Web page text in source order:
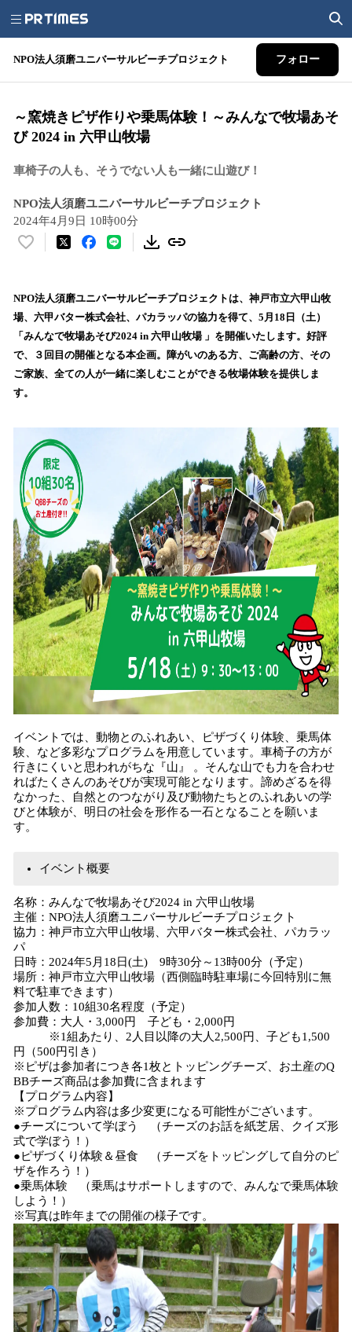
NPO法人須磨ユニバーサルビーチプロジェクト フォロー
～窯焼きピザ作りや乗馬体験！～みんなで牧場あそ
び 2024 in 六甲山牧場
車椅子の人も、そうでない人も一緒に山遊び！
NPO法人須磨ユニバーサルビーチプロジェクト
2024年4月9日 10時00分
い
！
数
を
読
み
込
み
で
す
NPO法人須磨ユニバーサルビーチプロジェクトは、神戸市立六甲山牧
場、六甲バター株式会社、パカラッパの協力を得て、5月18日（土）
「みんなで牧場あそび2024 in 六甲山牧場 」を開催いたします。好評
で、３回目の開催となる本企画。障がいのある方、ご高齢の方、その
ご家族、全ての人が一緒に楽しむことができる牧場体験を提供しま
す。
イベントでは、動物とのふれあい、ピザづくり体験、乗馬体
験、など多彩なプログラムを用意しています。車椅子の方が
行きにくいと思われがちな『山』 。そんな山でも力を合わせ
ればたくさんのあそびが実現可能となります。諦めざるを得
なかった、自然とのつながり及び動物たちとのふれあいの学
びと体験が、明日の社会を形作る一石となることを願いま
す。
イベント概要
名称：みんなで牧場あそび2024 in 六甲山牧場
主催：NPO法人須磨ユニバーサルビーチプロジェクト
協力：神戸市立六甲山牧場、六甲バター株式会社、パカラッ
パ
日時：2024年5月18日(土) 9時30分～13時00分（予定）
場所：神戸市立六甲山牧場（西側臨時駐車場に今回特別に無
料で駐車できます）
参加人数：10組30名程度（予定）
参加費：大人・3,000円 子ども・2,000円
※1組あたり、2人目以降の大人2,500円、子ども1,500
円（500円引き）
※ピザは参加者につき各1枚とトッピングチーズ、お土産のQ
BBチーズ商品は参加費に含まれます
【プログラム内容】
※プログラム内容は多少変更になる可能性がございます。
●チーズについて学ぼう （チーズのお話を紙芝居、クイズ形
式で学ぼう！）
●ピザづくり体験＆昼食 （チーズをトッピングして自分のピ
ザを作ろう！）
●乗馬体験 （乗馬はサポートしますので、みんなで乗馬体験
しよう！）
※写真は昨年までの開催の様子です。